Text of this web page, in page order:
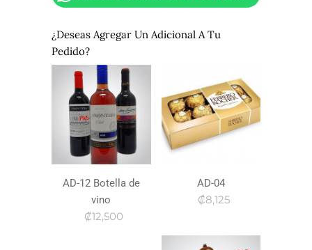
¿Deseas Agregar Un Adicional A Tu
Pedido?
AD-12 Botella de
vino
₡12,500
AD-04
₡8,125